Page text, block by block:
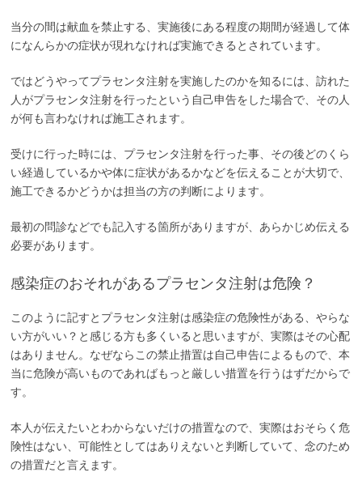
当分の間は献血を禁止する、実施後にある程度の期間が経過して体
になんらかの症状が現れなければ実施できるとされています。
ではどうやってプラセンタ注射を実施したのかを知るには、訪れた
人がプラセンタ注射を行ったという自己申告をした場合で、その人
が何も言わなければ施工されます。
受けに行った時には、プラセンタ注射を行った事、その後どのくら
い経過しているかや体に症状があるかなどを伝えることが大切で、
施工できるかどうかは担当の方の判断によります。
最初の問診などでも記入する箇所がありますが、あらかじめ伝える
必要があります。
感染症のおそれがあるプラセンタ注射は危険？
このように記すとプラセンタ注射は感染症の危険性がある、やらな
い方がいい？と感じる方も多くいると思いますが、実際はその心配
はありません。なぜならこの禁止措置は自己申告によるもので、本
当に危険が高いものであればもっと厳しい措置を行うはずだからで
す。
本人が伝えたいとわからないだけの措置なので、実際はおそらく危
険性はない、可能性としてはありえないと判断していて、念のため
の措置だと言えます。